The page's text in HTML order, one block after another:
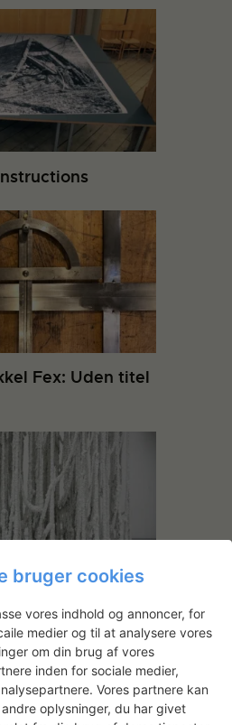
Fex: Uden titel
bruger cookies
vores indhold og annoncer, for
medier og til at analysere vores
om din brug af vores
inden for sociale medier,
Vores partnere kan
oplysninger, du har givet